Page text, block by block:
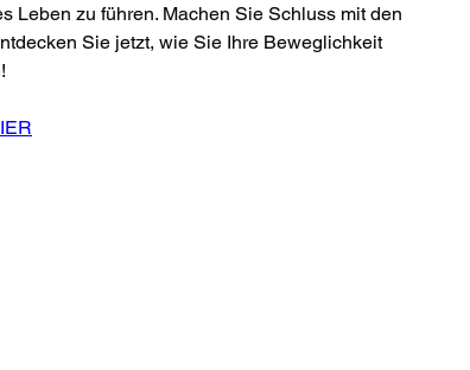
Leben zu führen. Machen Sie Schluss mit den
Sie jetzt, wie Sie Ihre Beweglichkeit